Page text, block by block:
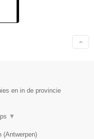
en in de provincie
▼
(Antwerpen)